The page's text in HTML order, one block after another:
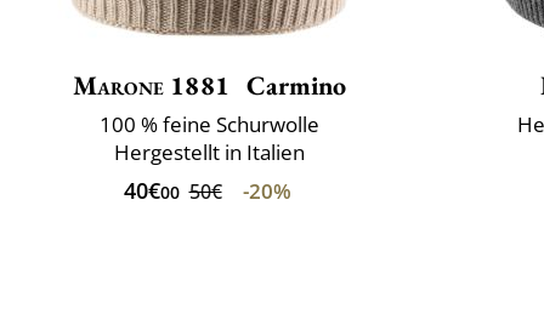
Marone 1881 Carmino
100 % feine Schurwolle
Hergestellt in Italien
40€00 50€ -20%